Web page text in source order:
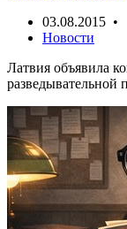
03.08.2015 •
Новости
Латвия объявила